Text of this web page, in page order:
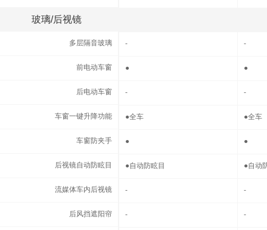
玻璃/后视镜
多层隔音玻璃 - -
前电动车窗 ● ●
后电动车窗 - -
车窗一键升降功能 ●全车 ●全车
车窗防夹手 ● ●
后视镜自动防眩目 ●自动防眩目 ●自动
流媒体车内后视镜 - -
后风挡遮阳帘 - -
玻璃/后视镜
多层隔音玻璃
前电动车窗
后电动车窗
车窗一键升降功能
车窗防夹手
后视镜自动防眩目
流媒体车内后视镜
后风挡遮阳帘